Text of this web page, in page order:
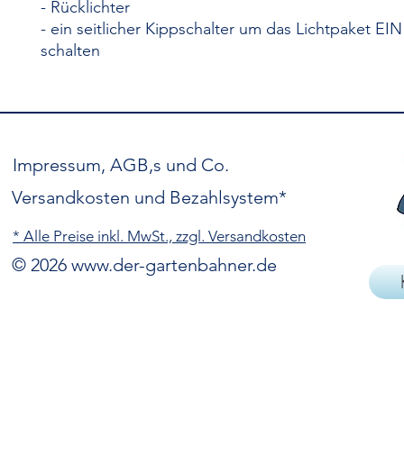
- Rücklichter
- ein seitlicher Kippschalter um das Lichtpaket
schalten
Impressum, AGB,s und Co.
Versandkosten und Bezahlsystem*
* Alle Preise inkl. MwSt., zzgl. Versandkosten
© 2026 www.der-gartenbahner.de